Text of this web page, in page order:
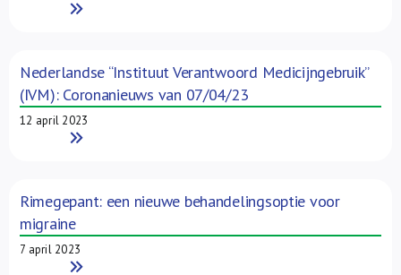
Read More
Nederlandse “Instituut Verantwoord Medicijngebruik”
(IVM): Coronanieuws van 07/04/23
12 april 2023
Read More
Rimegepant: een nieuwe behandelingsoptie voor
migraine
7 april 2023
Read More